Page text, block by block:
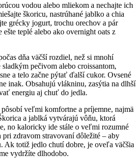
vodou alebo mliekom a nechajte ich
škoricu, nastrúhané jablko a chia
grécky jogurt, trochu orechov a pár
teplé alebo ako overnight oats z
dňa väčší rozdiel, než si mnohí
pečivom alebo croissantom,
a telo začne pýtať ďalší cukor. Ovsené
inak. Obsahujú vlákninu, zasýtia na dlhší
energiu aj chuť do jedla.
veľmi komfortne a príjemne, najmä
a jablká vytvárajú vôňu, ktorá
no kaloricky ide stále o veľmi rozumné
pri zdravom stravovaní dôležité – aby
Ak totiž jedlo chutí dobre, je oveľa väčšia
vydržíte dlhodobo.